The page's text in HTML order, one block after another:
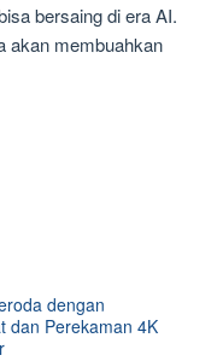
bersaing di era AI.
akan membuahkan
dengan
dan Perekaman 4K